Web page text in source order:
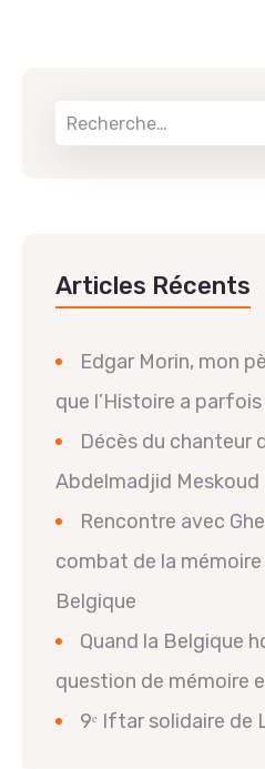
Articles Récents
Edgar Morin, mon
que l’Histoire a
Décès du chanteur
Abdelmadjid Meskoud
Rencontre avec
combat de la mémoire
Belgique
Quand la Belgique
question de mémoire
9ᵉ Iftar solidaire de